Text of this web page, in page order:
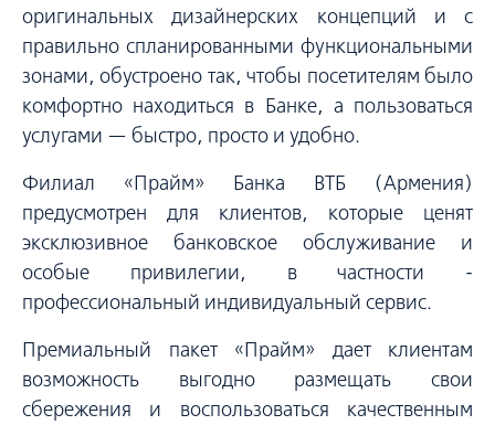
оригинальных дизайнерских концепций и с
правильно спланированными функциональными
зонами, обустроено так, чтобы посетителям было
комфортно находиться в Банке, а пользоваться
услугами — быстро, просто и удобно.
Филиал «Прайм» Банка ВТБ (Армения)
предусмотрен для клиентов, которые ценят
эксклюзивное банковское обслуживание и
особые привилегии, в частности -
профессиональный индивидуальный сервис.
Премиальный пакет «Прайм» дает клиентам
возможность выгодно размещать свои
сбережения и воспользоваться качественным